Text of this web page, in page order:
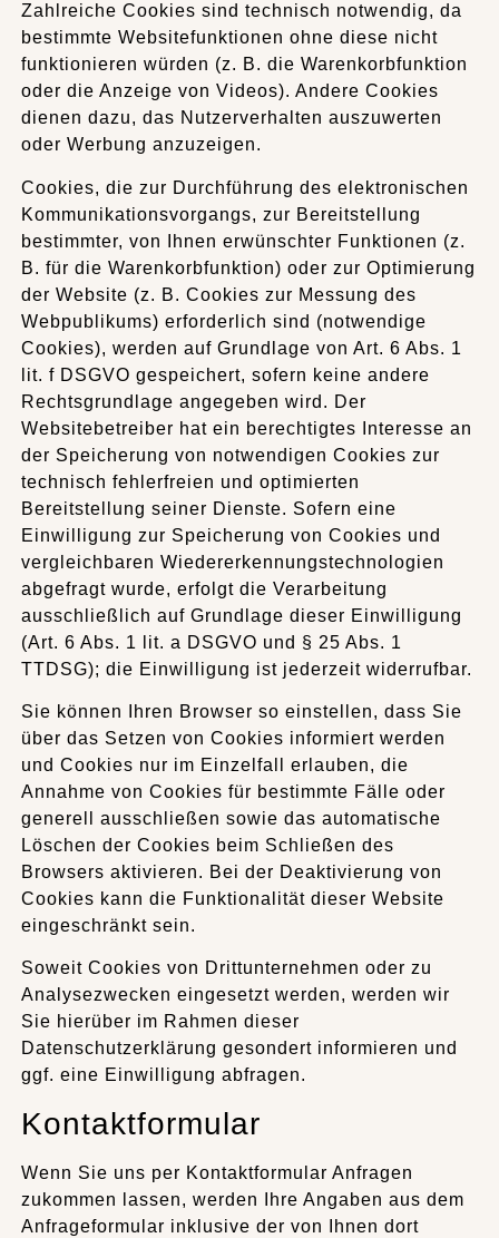
Zahlreiche Cookies sind technisch notwendig, da
bestimmte Websitefunktionen ohne diese nicht
funktionieren würden (z. B. die Warenkorbfunktion
oder die Anzeige von Videos). Andere Cookies
dienen dazu, das Nutzerverhalten auszuwerten
oder Werbung anzuzeigen.
Cookies, die zur Durchführung des elektronischen
Kommunikationsvorgangs, zur Bereitstellung
bestimmter, von Ihnen erwünschter Funktionen (z.
B. für die Warenkorbfunktion) oder zur Optimierung
der Website (z. B. Cookies zur Messung des
Webpublikums) erforderlich sind (notwendige
Cookies), werden auf Grundlage von Art. 6 Abs. 1
lit. f DSGVO gespeichert, sofern keine andere
Rechtsgrundlage angegeben wird. Der
Websitebetreiber hat ein berechtigtes Interesse an
der Speicherung von notwendigen Cookies zur
technisch fehlerfreien und optimierten
Bereitstellung seiner Dienste. Sofern eine
Einwilligung zur Speicherung von Cookies und
vergleichbaren Wiedererkennungstechnologien
abgefragt wurde, erfolgt die Verarbeitung
ausschließlich auf Grundlage dieser Einwilligung
(Art. 6 Abs. 1 lit. a DSGVO und § 25 Abs. 1
TTDSG); die Einwilligung ist jederzeit widerrufbar.
Sie können Ihren Browser so einstellen, dass Sie
über das Setzen von Cookies informiert werden
und Cookies nur im Einzelfall erlauben, die
Annahme von Cookies für bestimmte Fälle oder
generell ausschließen sowie das automatische
Löschen der Cookies beim Schließen des
Browsers aktivieren. Bei der Deaktivierung von
Cookies kann die Funktionalität dieser Website
eingeschränkt sein.
Soweit Cookies von Drittunternehmen oder zu
Analysezwecken eingesetzt werden, werden wir
Sie hierüber im Rahmen dieser
Datenschutzerklärung gesondert informieren und
ggf. eine Einwilligung abfragen.
Kontaktformular
Wenn Sie uns per Kontaktformular Anfragen
zukommen lassen, werden Ihre Angaben aus dem
Anfrageformular inklusive der von Ihnen dort